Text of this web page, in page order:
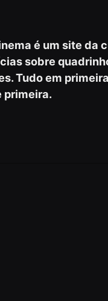
é um site da
sobre
Tudo em
primeira.